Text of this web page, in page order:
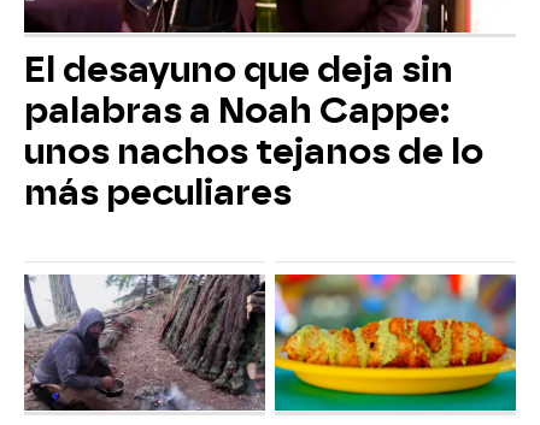
El desayuno que deja sin
palabras a Noah Cappe:
unos nachos tejanos de lo
más peculiares